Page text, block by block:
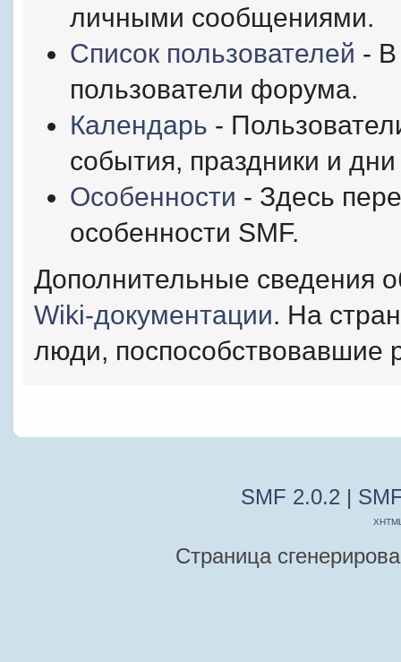
личными сообщениями.
Список пользователей - В
пользователи форума.
Календарь -
события, праздники и
Особенности - Здесь
особенности SMF.
Дополнительные сведения
Wiki-документации. На
люди, поспособствовавшие
SMF 2.0.2 |
Страница